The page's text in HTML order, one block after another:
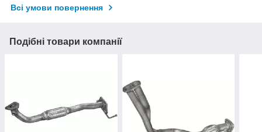
Всі умови повернення
Подібні товари компанії